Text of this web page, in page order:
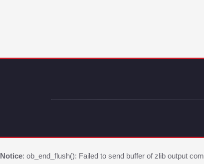
Notice: ob_end_flush(): Failed to send buffer of zlib output